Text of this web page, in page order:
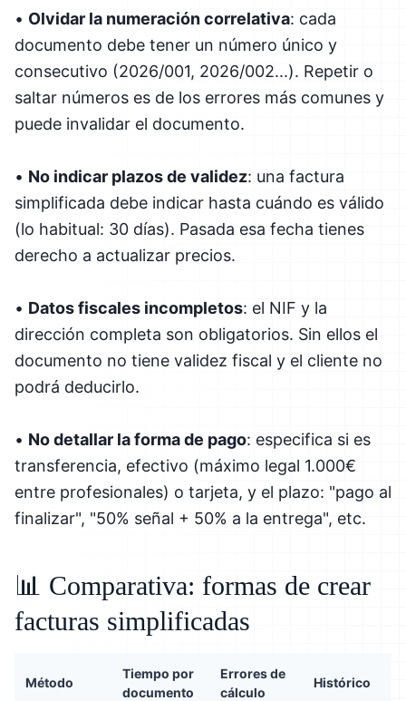
• Olvidar la numeración correlativa: cada
documento debe tener un número único y
consecutivo (2026/001, 2026/002...). Repetir o
saltar números es de los errores más comunes y
puede invalidar el documento.
• No indicar plazos de validez: una factura
simplificada debe indicar hasta cuándo es válido
(lo habitual: 30 días). Pasada esa fecha tienes
derecho a actualizar precios.
• Datos fiscales incompletos: el NIF y la
dirección completa son obligatorios. Sin ellos el
documento no tiene validez fiscal y el cliente no
podrá deducirlo.
• No detallar la forma de pago: especifica si es
transferencia, efectivo (máximo legal 1.000€
entre profesionales) o tarjeta, y el plazo: "pago al
finalizar", "50% señal + 50% a la entrega", etc.
📊 Comparativa: formas de crear
facturas simplificadas
Método
Tiempo por
documento
Errores de
cálculo
Histórico